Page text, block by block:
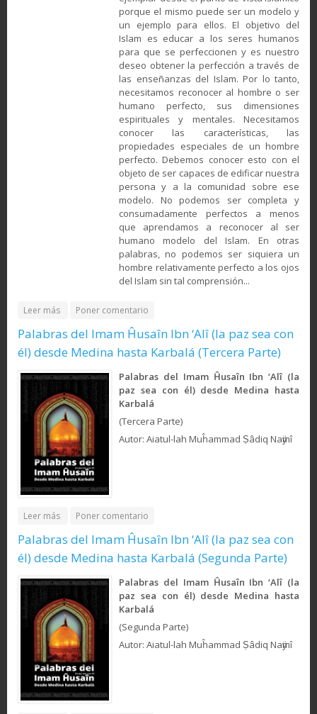
porque el mismo puede ser un modelo y
un ejemplo para ellos. El objetivo del
Islam es educar a los seres humanos
para que se perfeccionen y es nuestro
deseo obtener la perfección a través de
las enseñanzas del Islam. Por lo tanto,
necesitamos reconocer al hombre o ser
humano perfecto, sus dimensiones
espirituales y mentales. Necesitamos
conocer las características, las
propiedades especiales de un hombre
perfecto. Debemos conocer esto con el
objeto de ser capaces de edificar nuestra
persona y a la comunidad sobre ese
modelo. No podemos ser completa y
consumadamente perfectos a menos
que aprendamos a reconocer al ser
humano modelo del Islam. En otras
palabras, no podemos ser siquiera un
hombre relativamente perfecto a los ojos
del Islam sin tal comprensión...
Leer más about El Hombre Perfecto; desde la visión del Islam y otros
Poner comentario
Palabras del Imam Ĥusaîn Ibn ‘Alî (la paz sea con
él) desde Medina hasta Karbalá (Tercera Parte)
Palabras del Imam Ĥusaîn Ibn ‘Alî (la
paz sea con él) desde Medina hasta
Karbalá
(Tercera Parte)
Autor: Aiatul-lah Muĥammad Ṣâdiq Naӱmî
Leer más about Palabras del Imam Ĥusaîn Ibn ‘Alî (la paz sea con él)
Poner comentario
Palabras del Imam Ĥusaîn Ibn ‘Alî (la paz sea con
él) desde Medina hasta Karbalá (Segunda Parte)
Palabras del Imam Ĥusaîn Ibn ‘Alî (la
paz sea con él) desde Medina hasta
Karbalá
(Segunda Parte)
Autor: Aiatul-lah Muĥammad Ṣâdiq Naӱmî